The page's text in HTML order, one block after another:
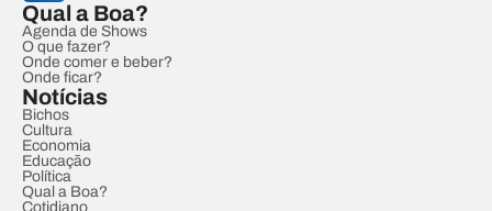
Qual a Boa?
Agenda de Shows
O que fazer?
Onde comer e beber?
Onde ficar?
Notícias
Bichos
Cultura
Economia
Educação
Política
Qual a Boa?
Cotidiano